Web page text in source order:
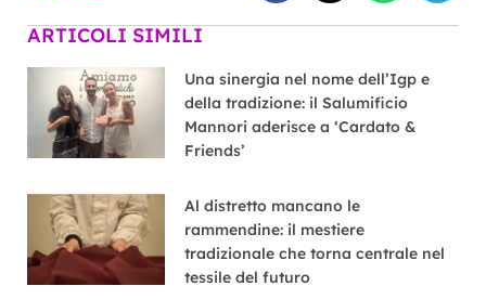
ARTICOLI SIMILI
Una sinergia nel nome dell’Igp e
della tradizione: il Salumificio
Mannori aderisce a ‘Cardato &
Friends’
Al distretto mancano le
rammendine: il mestiere
tradizionale che torna centrale nel
tessile del futuro